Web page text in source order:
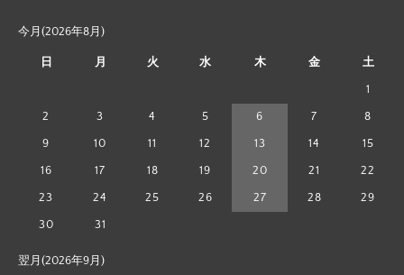
今月(2026年8月)
日 月 火 水 木 金 土
1
2 3 4 5 6 7 8
9 10 11 12 13 14 15
16 17 18 19 20 21 22
23 24 25 26 27 28 29
30 31
翌月(2026年9月)